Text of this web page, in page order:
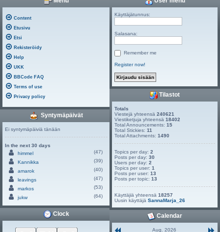
Content
Etusivu
Etsi
Rekisteröidy
Help
UKK
BBCode FAQ
Terms of use
Privacy policy
Syntymäpäivät
Ei syntymäpäiviä tänään
In the next 30 days
himmel
(47)
Kannikka
(39)
amarok
(40)
leavings
(47)
markos
(53)
jukw
(64)
Clock
Käyttäjätunnus:
Salasana:
Remember me
Register now!
Tilastot
Totals
Viestejä yhteensä240621
Viestiketjuja yhteensä18402
Total Announcements:15
Total Stickies:11
Total Attachments:1490
Topics per day:2
Posts per day:30
Users per day:2
Topics per user:1
Posts per user:13
Posts per topic:13
Käyttäjiä yhteensä18257
Uusin käyttäjäSannaMarja_26
Calendar
Aug. 2026